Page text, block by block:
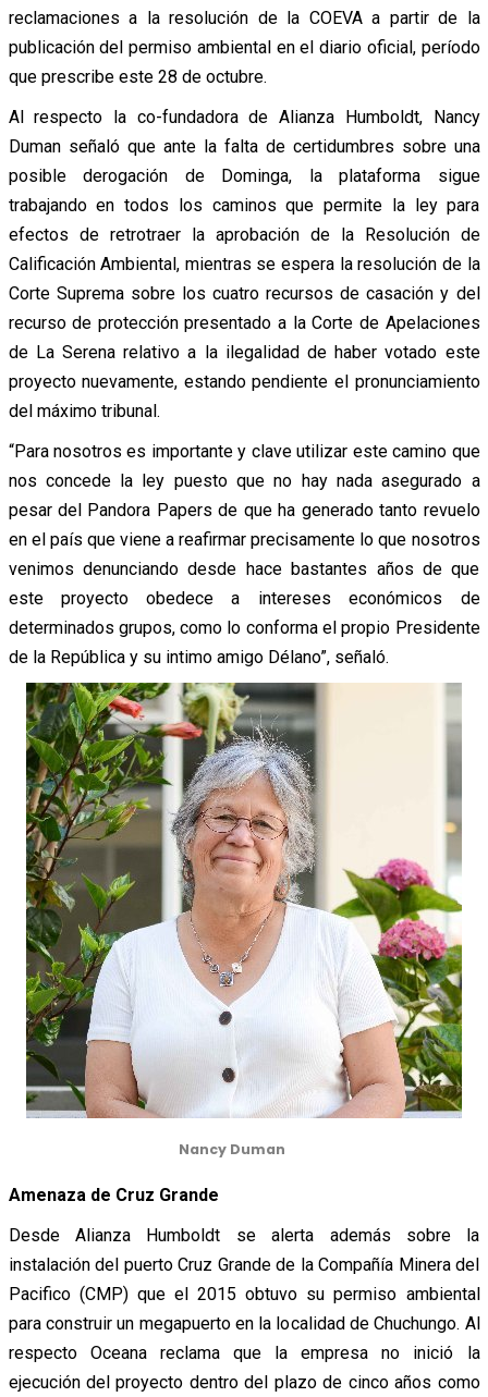
reclamaciones a la resolución de la COEVA a partir de la
publicación del permiso ambiental en el diario oficial, período
que prescribe este 28 de octubre.
Al respecto la co-fundadora de Alianza Humboldt, Nancy
Duman señaló que ante la falta de certidumbres sobre una
posible derogación de Dominga, la plataforma sigue
trabajando en todos los caminos que permite la ley para
efectos de retrotraer la aprobación de la Resolución de
Calificación Ambiental, mientras se espera la resolución de la
Corte Suprema sobre los cuatro recursos de casación y del
recurso de protección presentado a la Corte de Apelaciones
de La Serena relativo a la ilegalidad de haber votado este
proyecto nuevamente, estando pendiente el pronunciamiento
del máximo tribunal.
“Para nosotros es importante y clave utilizar este camino que
nos concede la ley puesto que no hay nada asegurado a
pesar del Pandora Papers de que ha generado tanto revuelo
en el país que viene a reafirmar precisamente lo que nosotros
venimos denunciando desde hace bastantes años de que
este proyecto obedece a intereses económicos de
determinados grupos, como lo conforma el propio Presidente
de la República y su intimo amigo Délano”, señaló.
Nancy Duman
Amenaza de Cruz Grande
Desde Alianza Humboldt se alerta además sobre la
instalación del puerto Cruz Grande de la Compañía Minera del
Pacifico (CMP) que el 2015 obtuvo su permiso ambiental
para construir un megapuerto en la localidad de Chuchungo. Al
respecto Oceana reclama que la empresa no inició la
ejecución del proyecto dentro del plazo de cinco años como